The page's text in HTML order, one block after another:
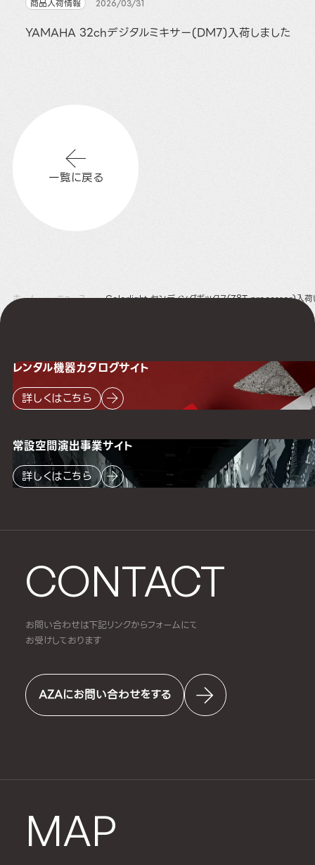
ホーム ニュース Colorlight センディングボックス(Z8T processor)入荷
商品入荷情報 2026/03/31
YAMAHA 32chデジタルミキサー(DM7)入荷しました
一覧に戻る
CONTACT
お問い合わせは下記リンクからフォームにて
お受けしております
AZAにお問い合わせをする
MAP
レンタル機器カタログサイト
詳しくはこちら
常設空間演出事業サイト
詳しくはこちら